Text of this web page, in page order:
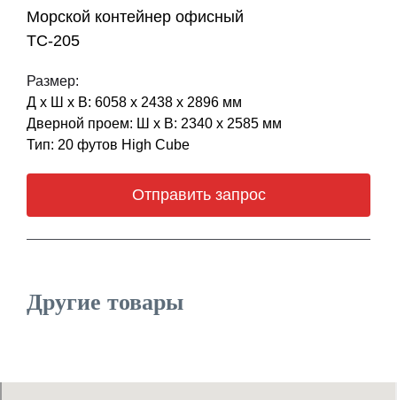
Морской контейнер офисный
ТС-205
Размер:
Д х Ш х В: 6058 х 2438 х 2896 мм
Дверной проем: Ш х В: 2340 х 2585 мм
Тип: 20 футов High Cube
Отправить запрос
Другие товары